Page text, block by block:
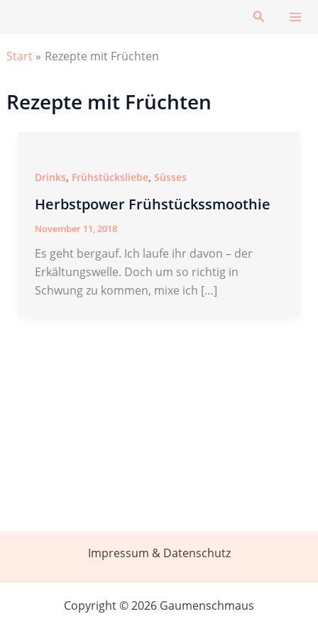
Suchen
Start Rezepte mit Früchten
Rezepte mit Früchten
Drinks, Frühstücksliebe, Süsses
Herbstpower Frühstückssmoothie
November 11, 2018
Es geht bergauf. Ich laufe ihr davon – der
Erkältungswelle. Doch um so richtig in
Schwung zu kommen, mixe ich […]
Impressum & Datenschutz
Copyright © 2026 Gaumenschmaus